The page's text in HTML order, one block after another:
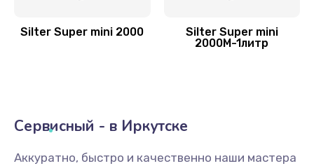
Silter Super mini 2000
Silter Super mini
2000M-1литр
Сервисный - в Иркутске
Аккуратно, быстро и качественно наши мастера